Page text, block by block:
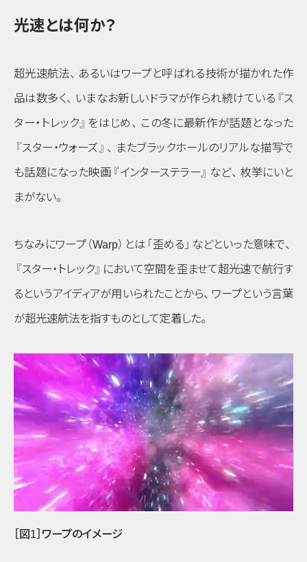
光速とは何か？
超光速航法、 あるいはワープと呼ばれる技術が描かれた作
品は数多く、 いまなお新しいドラマが作られ続けている 『ス
ター・トレック』 をはじめ 、
この冬に最新作が話題となった
『スター・ウォーズ』 、
またブラックホールのリアルな描写で
も話題になった映画 『インターステラー』 など、 枚挙にいと
まがない。
ちなみにワープ （Warp） とは 「歪める」 などといった意味で、
『スター・トレック』 において空間を歪ませて超光速で航行す
るというアイディアが用いられたことから、 ワープという言葉
が超光速航法を指すものとして定着した。
［図1］ワープのイメージ